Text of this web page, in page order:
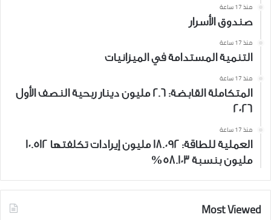
منذ 17 ساعة
صندوق الأسرار
منذ 17 ساعة
التنمية المستدامة في الميزانيات
منذ 17 ساعة
المتكاملة القابضة: 2.6 مليون دينار ربحية النصف الأول
2026
منذ 17 ساعة
العملية للطاقة: 18.092 مليون إيرادات تكلفتها 10.512
مليون بنسبة 58.103%
Most Viewed